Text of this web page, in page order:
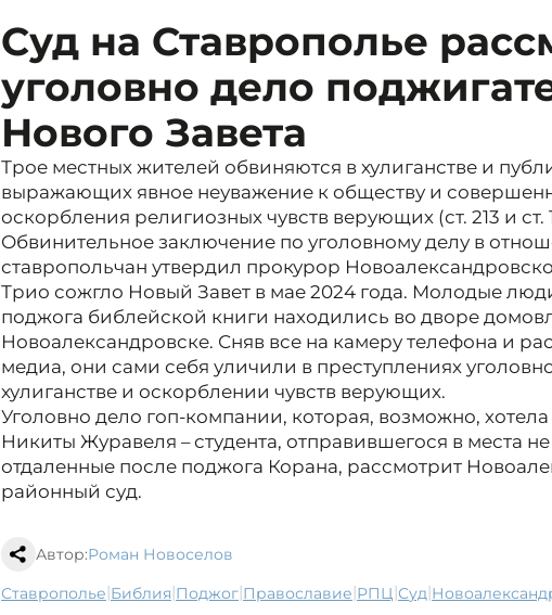
Суд на Ставрополье
уголовно дело
Нового Завета
Трое местных жителей обвиняются в хулиганстве и
выражающих явное неуважение к обществу и
оскорбления религиозных чувств верующих (ст. 213 и ст.
Обвинительное заключение по уголовному делу в
ставропольчан утвердил прокурор
Трио сожгло Новый Завет в мае 2024 года. Молодые
поджога библейской книги находились во дворе
Новоалександровске. Сняв все на камеру телефона и
медиа, они сами себя уличили в преступлениях
хулиганстве и оскорблении чувств верующих.
Уголовно дело гоп-компании, которая, возможно, хотела
Никиты Журавеля – студента, отправившегося в места не
отдаленные после поджога Корана, рассмотрит
районный суд.
Автор:Роман Новоселов
Ставрополье| Библия| поджог| православие| РПЦ| суд|